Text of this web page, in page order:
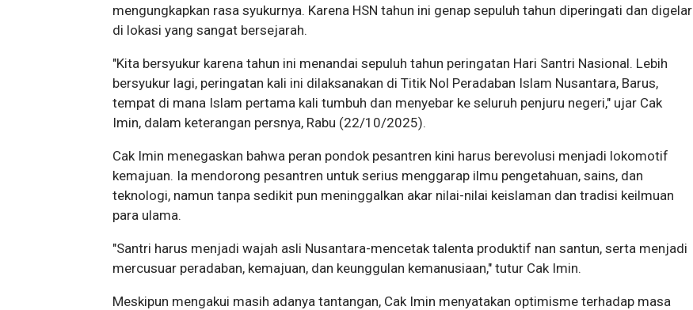
mengungkapkan rasa syukurnya. Karena HSN tahun ini genap sepuluh tahun diperingati dan digelar
di lokasi yang sangat bersejarah.
"Kita bersyukur karena tahun ini menandai sepuluh tahun peringatan Hari Santri Nasional. Lebih
bersyukur lagi, peringatan kali ini dilaksanakan di Titik Nol Peradaban Islam Nusantara, Barus,
tempat di mana Islam pertama kali tumbuh dan menyebar ke seluruh penjuru negeri," ujar Cak
Imin, dalam keterangan persnya, Rabu (22/10/2025).
Cak Imin menegaskan bahwa peran pondok pesantren kini harus berevolusi menjadi lokomotif
kemajuan. Ia mendorong pesantren untuk serius menggarap ilmu pengetahuan, sains, dan
teknologi, namun tanpa sedikit pun meninggalkan akar nilai-nilai keislaman dan tradisi keilmuan
para ulama.
"Santri harus menjadi wajah asli Nusantara-mencetak talenta produktif nan santun, serta menjadi
mercusuar peradaban, kemajuan, dan keunggulan kemanusiaan," tutur Cak Imin.
Meskipun mengakui masih adanya tantangan, Cak Imin menyatakan optimisme terhadap masa